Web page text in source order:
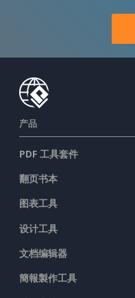
产品
PDF 工具套件
翻页书本
图表工具
设计工具
文档编辑器
簡報製作工具